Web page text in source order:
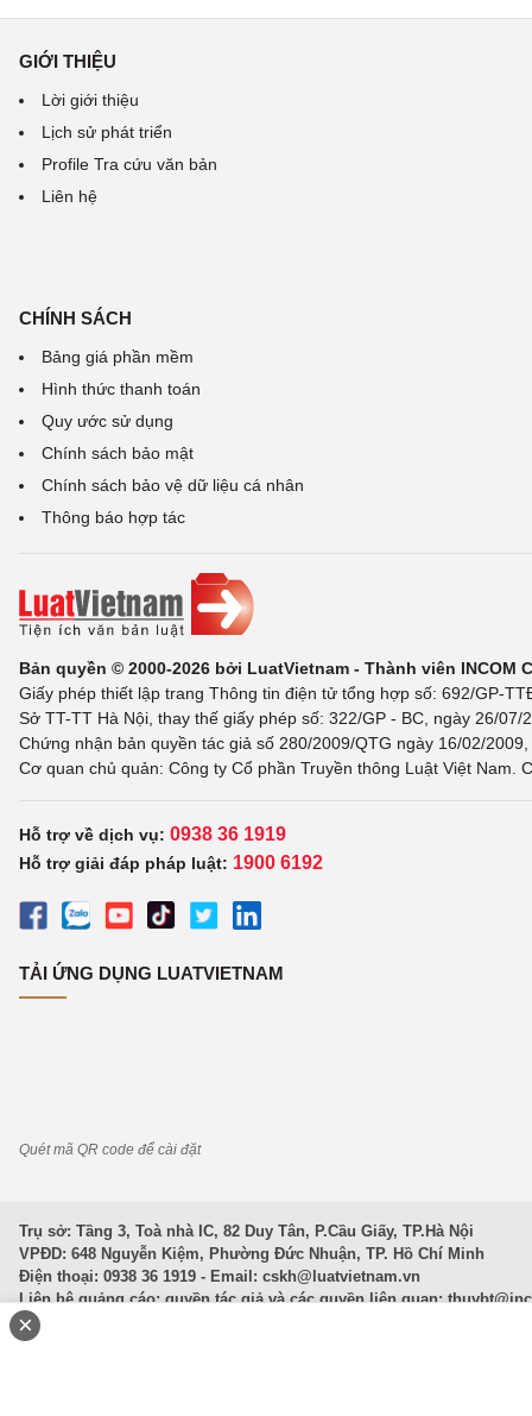
GIỚI THIỆU
Lời giới thiệu
Lịch sử phát triển
Profile Tra cứu văn bản
Liên hệ
CHÍNH SÁCH
Bảng giá phần mềm
Hình thức thanh toán
Quy ước sử dụng
Chính sách bảo mật
Chính sách bảo vệ dữ liệu cá nhân
Thông báo hợp tác
Bản quyền © 2000-2026 bởi LuatVietnam - Thành viên INCOM
Giấy phép thiết lập trang Thông tin điện tử tổng hợp số: 692/GP-
Sở TT-TT Hà Nội, thay thế giấy phép số: 322/GP - BC, ngày 26/
Chứng nhận bản quyền tác giả số 280/2009/QTG ngày 16/02/
Cơ quan chủ quản: Công ty Cổ phần Truyền thông Luật Việt Nam.
Hỗ trợ về dịch vụ: 0938 36 1919
Hỗ trợ giải đáp pháp luật: 1900 6192
TẢI ỨNG DỤNG LUATVIETNAM
Quét mã QR code để cài đặt
Trụ sở: Tầng 3, Toà nhà IC, 82 Duy Tân, P.Cầu Giấy, TP.Hà Nội
VPĐD: 648 Nguyễn Kiệm, Phường Đức Nhuận, TP. Hồ Chí Minh
Điện thoại: 0938 36 1919 - Email: cskh@luatvietnam.vn
Liên hệ quảng cáo; quyền tác giả và các quyền liên quan:
Văn Bản Pháp Luật
×